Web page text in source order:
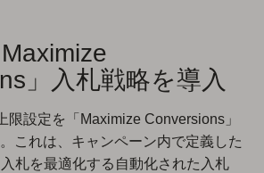
」入札戦略を導入
限設定を「Maximize Conversions」
これは、キャンペーン内で定義した
札を最適化する自動化された入札